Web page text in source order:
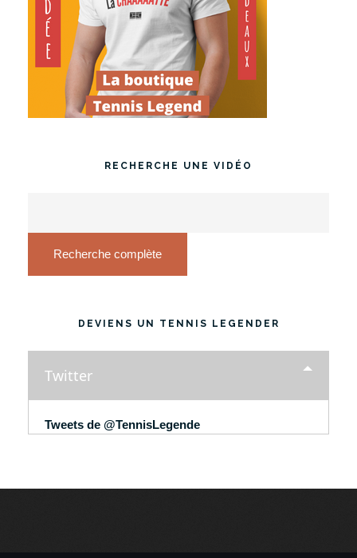
RECHERCHE UNE VIDÉO
Recherche complète
DEVIENS UN TENNIS LEGENDER
Twitter
Tweets de @TennisLegende